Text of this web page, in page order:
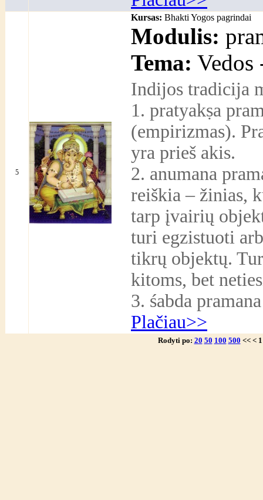
5
Kursas: Bhakti Yogos pagrindai
Modulis:
Tema: Vedos
Indijos tradicija
1. pratyakṣa
(empirizmas).
yra prieš akis.
2. anumana
reiškia – žinias,
tarp įvairių
turi egzistuoti
tikrų objektų.
kitoms, bet
3. śabda
Plačiau>>
Rodyti po: 20 50 100 500 << <